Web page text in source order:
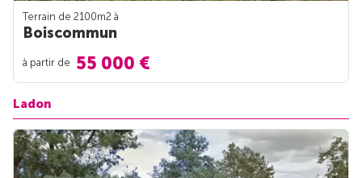
Terrain de 2100m2 à
Boiscommun
à partir de 55 000 €
Ladon